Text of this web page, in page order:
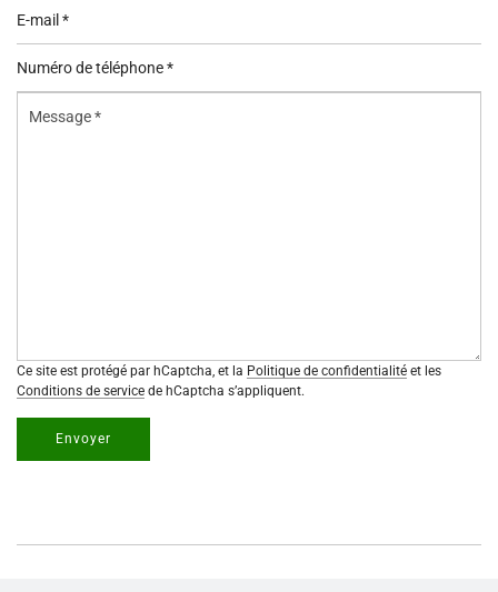
Ce site est protégé par hCaptcha, et la Politique de confidentialité et les
Conditions de service de hCaptcha s’appliquent.
Envoyer